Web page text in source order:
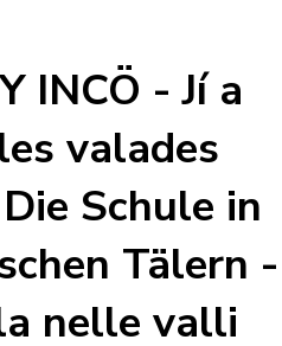
INCÖ - Jí a
valades
Schule in
Tälern -
nelle valli